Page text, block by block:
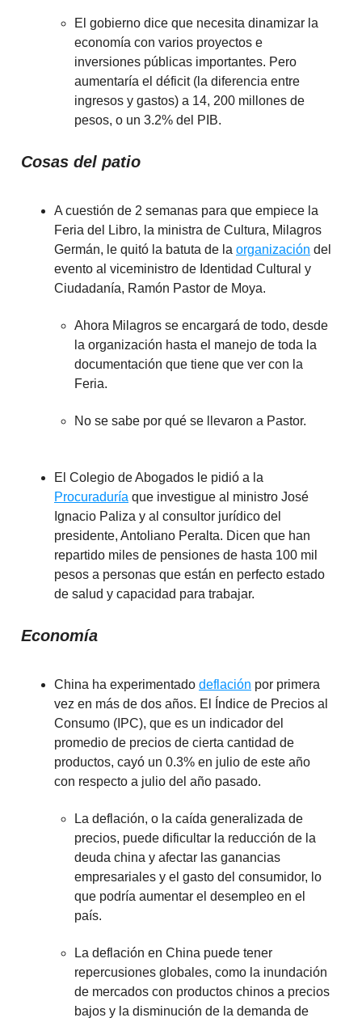
El gobierno dice que necesita dinamizar la
economía con varios proyectos e
inversiones públicas importantes. Pero
aumentaría el déficit (la diferencia entre
ingresos y gastos) a 14, 200 millones de
pesos, o un 3.2% del PIB.
Cosas del patio
A cuestión de 2 semanas para que empiece la
Feria del Libro, la ministra de Cultura, Milagros
Germán, le quitó la batuta de la organización del
evento al viceministro de Identidad Cultural y
Ciudadanía, Ramón Pastor de Moya.
Ahora Milagros se encargará de todo, desde
la organización hasta el manejo de toda la
documentación que tiene que ver con la
Feria.
No se sabe por qué se llevaron a Pastor.
El Colegio de Abogados le pidió a la
Procuraduría que investigue al ministro José
Ignacio Paliza y al consultor jurídico del
presidente, Antoliano Peralta. Dicen que han
repartido miles de pensiones de hasta 100 mil
pesos a personas que están en perfecto estado
de salud y capacidad para trabajar.
Economía
China ha experimentado deflación por primera
vez en más de dos años. El Índice de Precios al
Consumo (IPC), que es un indicador del
promedio de precios de cierta cantidad de
productos, cayó un 0.3% en julio de este año
con respecto a julio del año pasado.
La deflación, o la caída generalizada de
precios, puede dificultar la reducción de la
deuda china y afectar las ganancias
empresariales y el gasto del consumidor, lo
que podría aumentar el desempleo en el
país.
La deflación en China puede tener
repercusiones globales, como la inundación
de mercados con productos chinos a precios
bajos y la disminución de la demanda de